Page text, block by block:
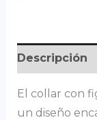
Descripción
El collar con
un diseño